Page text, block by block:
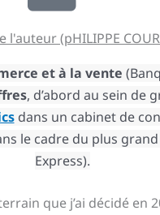
l'auteur (pHILIPPE
et à la vente
, d’abord au sein de
dans un cabinet de
le cadre du plus
Express).
que j’ai décidé en